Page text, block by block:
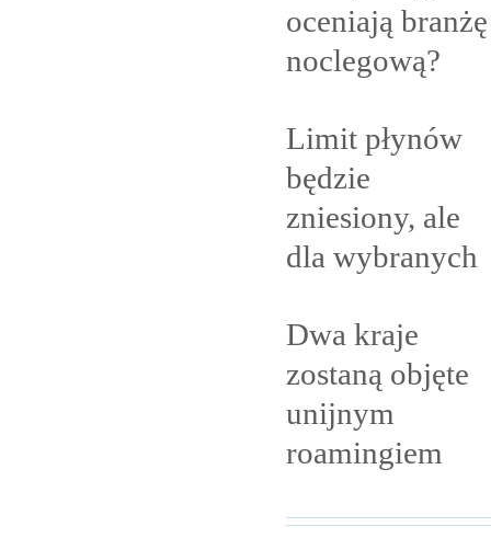
oceniają branżę
noclegową?
Limit płynów
będzie
zniesiony, ale
dla wybranych
Dwa kraje
zostaną objęte
unijnym
roamingiem